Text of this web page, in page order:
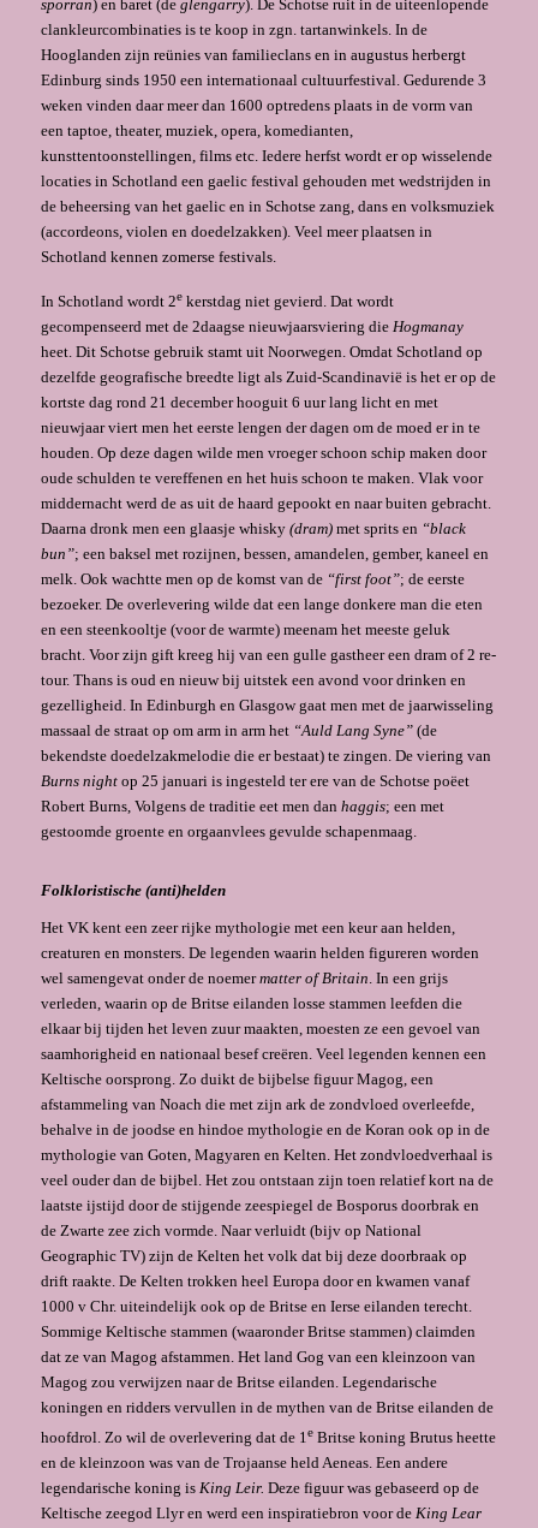
sporran) en baret (de glengarry). De Schotse ruit in de uiteenlopende
clankleurcombinaties is te koop in zgn. tartanwinkels. In de
Hooglanden zijn reünies van familieclans en in augustus herbergt
Edinburg sinds 1950 een internationaal cultuurfestival. Gedurende 3
weken vinden daar meer dan 1600 optredens plaats in de vorm van
een taptoe, theater, muziek, opera, ko­medi­anten,
kunsttentoonstellingen, films etc. Iedere herfst wordt er op wisselende
loca­ties in Schotland een gaelic festival gehouden met wedstrijden in
de beheersing van het gaelic en in Schotse zang, dans en volksmuziek
(accordeons, violen en doedelzakken). Veel meer plaatsen in
Schotland kennen zomerse festivals.
In Schotland wordt 2ekerstdag niet gevierd. Dat wordt
gecompenseerd met de 2daagse nieuwjaarsviering die Hogmanay
heet. Dit Schotse gebruik stamt uit Noor­wegen. Omdat Schotland op
dezelfde geografische breedte ligt als Zuid-Scandinavië is het er op de
kortste dag rond 21 december hooguit 6 uur lang licht en met
nieuwjaar viert men het eerste lengen der dagen om de moed er in te
houden. Op deze dagen wilde men vroeger schoon schip maken door
oude schulden te vereffenen en het huis schoon te maken. Vlak voor
middernacht werd de as uit de haard gepookt en naar buiten gebracht.
Daarna dronk men een glaasje whisky (dram)met sprits en “black
bun”; een baksel met rozijnen, bessen, amandelen, gember, kaneel en
melk. Ook wachtte men op de komst van de “first foot”; de eerste
bezoeker. De overlevering wilde dat een lange donkere man die eten
en een steenkooltje (voor de warmte) meenam het meeste geluk
bracht. Voor zijn gift kreeg hij van een gulle gastheer een dram of 2 re­
tour. Thans is oud en nieuw bij uitstek een avond voor drinken en
gezelligheid. In Edinburgh en Glasgow gaat men met de jaarwisseling
massaal de straat op om arm in arm het “Auld Lang Syne”(de
bekendste doedelzakmelodie die er bestaat) te zingen. De viering van
Burns nightop 25 januari is ingesteld ter ere van de Schotse poëet
Robert Burns, Volgens de traditie eet men dan haggis; een met
gestoomde groente en orgaan­vlees gevulde schapenmaag.
Folkloristische (anti)helden
Het VK kent een zeer rijke mythologie met een keur aan helden,
creaturen en monsters. De legenden waarin helden figureren worden
wel samengevat onder de noemermatter of Britain . In een grijs
verleden, waarin op de Britse eilanden losse stammen leefden die
elkaar bij tijden het leven zuur maakten, moesten ze een gevoel van
saamhorigheid en nationaal besef creëren. Veel legenden kennen een
Keltische oorsprong. Zo duikt de bijbelse figuur Magog, een
afstammeling van Noach die met zijn ark de zondvloed overleefde,
behalve in de joodse en hindoe mythologie en de Koran ook op in de
mythologie van Goten, Magyaren en Kelten. Het zondvloedverhaal is
veel ouder dan de bijbel. Het zou ontstaan zijn toen relatief kort na de
laatste ijstijd door de stijgende zeespiegel de Bosporus doorbrak en
de Zwarte zee zich vormde. Naar verluidt (bijv op National
Geographic TV) zijn de Kelten het volk dat bij deze doorbraak op
drift raakte. De Kelten trokken heel Europa door en kwamen vanaf
1000 v Chr. uiteindelijk ook op de Britse en Ierse eilanden terecht.
Sommige Keltische stammen (waaronder Britse stammen) claimden
dat ze van Magog afstammen. Het land Gog van een kleinzoon van
Magog zou verwijzen naar de Britse eilanden. Legendarische
koningen en ridders vervullen in de mythen van de Britse eilanden de
hoofdrol. Zo wil de overlevering dat de 1eBritse koning Brutus heette
en de kleinzoon was van de Trojaanse held Aeneas. Een andere
legendarische koning is King Leir. Deze figuur was gebaseerd op de
Keltische zeegod Llyr en werd een inspiratiebron voor de King Lear